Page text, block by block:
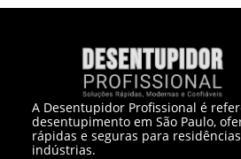
A Desentupidor Profissional é
desentupimento em São Paulo,
rápidas e seguras para
indústrias.